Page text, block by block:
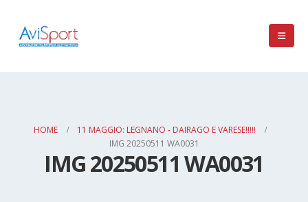
HOME
11 MAGGIO: LEGNANO - DAIRAGO E VARESE!!!!!
IMG 20250511 WA0031
IMG 20250511 WA0031